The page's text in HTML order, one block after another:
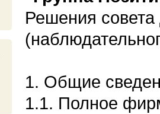
Решения совета
1. Общие
1.1. Полное